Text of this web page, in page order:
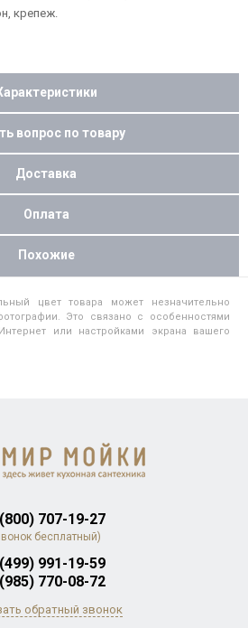
крепеж.
вопрос по товару
Доставка
Оплата
Похожие
цвет товара может незначительно
Это связано с особенностями
или настройками экрана вашего
707-19-27
бесплатный)
991-19-59
770-08-72
обратный звонок